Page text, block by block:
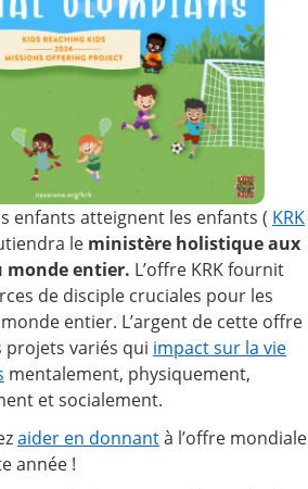
enfants atteignent les enfants ( KRK
le ministère holistique aux
monde entier. L’offre KRK fournit
de disciple cruciales pour les
entier. L’argent de cette offre
projets variés qui impact sur la vie
mentalement, physiquement,
et socialement.
aider en donnantà l’offre mondiale
année !